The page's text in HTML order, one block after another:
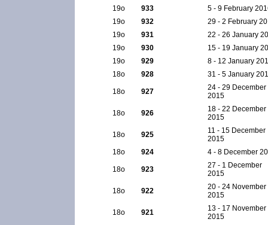
19ο
933
5 - 9 February
19ο
932
29 - 2 February
19ο
931
22 - 26 January
19ο
930
15 - 19 January
19ο
929
8 - 12 January
18ο
928 31 - 5 January
18ο 927
24 - 29 December
2015
18ο 926
18 - 22 December
2015
18ο 925
11 - 15 December
2015
18ο
924 4 - 8 December
18ο 923
27 - 1 December
2015
18ο 922
20 - 24 November
2015
18ο 921
13 - 17 November
2015